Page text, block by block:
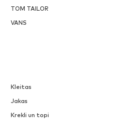
TOM TAILOR
VANS
Kleitas
Jakas
Krekli un topi